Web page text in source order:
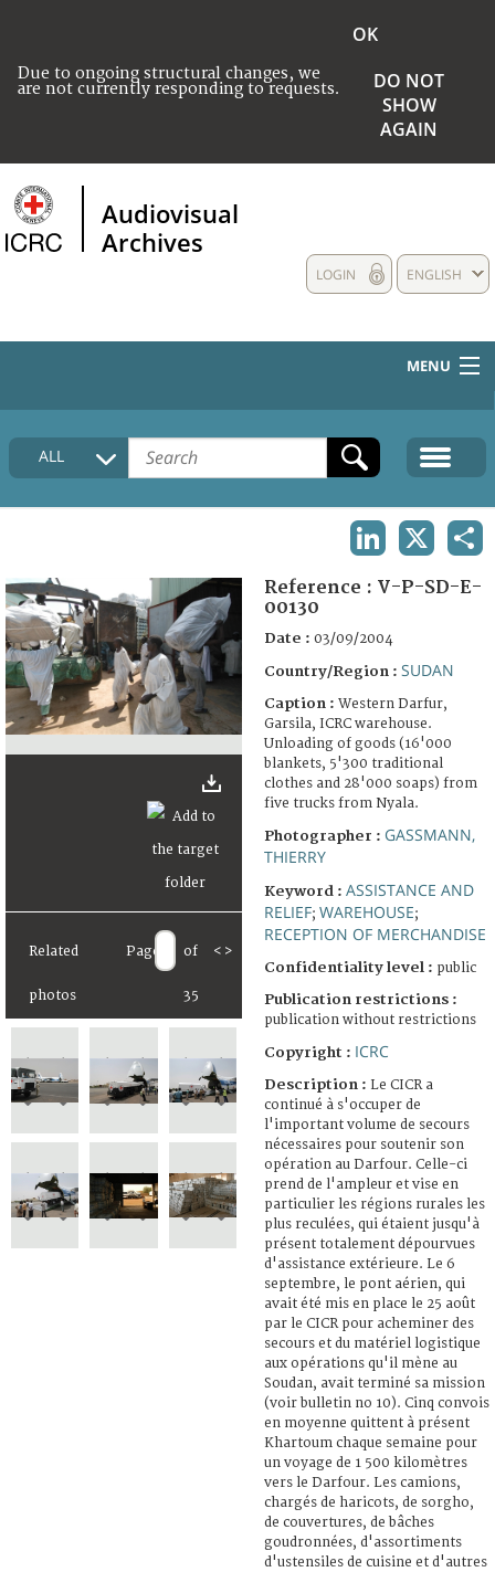
Due to ongoing structural changes, we
are not currently responding to requests.
OK
DO NOT
SHOW
AGAIN
Audiovisual
Archives
ENGLISH
LOGIN
MENU
HOME
COLLECTIONS DESCRIPTION
FAQ
ALL
Related
photos
Page of
35
< >
Reference : V-P-SD-E-
00130
Date : 03/09/2004
Country/Region : SUDAN
Caption : Western Darfur,
Garsila, ICRC warehouse.
Unloading of goods (16'000
blankets, 5'300 traditional
clothes and 28'000 soaps) from
five trucks from Nyala.
Photographer : GASSMANN,
THIERRY
Keyword : ASSISTANCE AND
RELIEF; WAREHOUSE;
RECEPTION OF MERCHANDISE
Confidentiality level : public
Publication restrictions :
publication without restrictions
Copyright : ICRC
Description : Le CICR a
continué à s'occuper de
l'important volume de secours
nécessaires pour soutenir son
opération au Darfour. Celle-ci
prend de l'ampleur et vise en
particulier les régions rurales les
plus reculées, qui étaient jusqu'à
présent totalement dépourvues
d'assistance extérieure. Le 6
septembre, le pont aérien, qui
avait été mis en place le 25 août
par le CICR pour acheminer des
secours et du matériel logistique
aux opérations qu'il mène au
Soudan, avait terminé sa mission
(voir bulletin no 10). Cinq convois
en moyenne quittent à présent
Khartoum chaque semaine pour
un voyage de 1 500 kilomètres
vers le Darfour. Les camions,
chargés de haricots, de sorgho,
de couvertures, de bâches
goudronnées, d'assortiments
d'ustensiles de cuisine et d'autres